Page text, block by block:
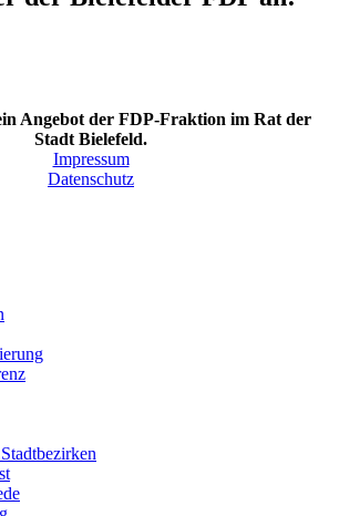
Angebot der FDP-Fraktion im Rat der
Stadt Bielefeld.
Impressum
Datenschutz